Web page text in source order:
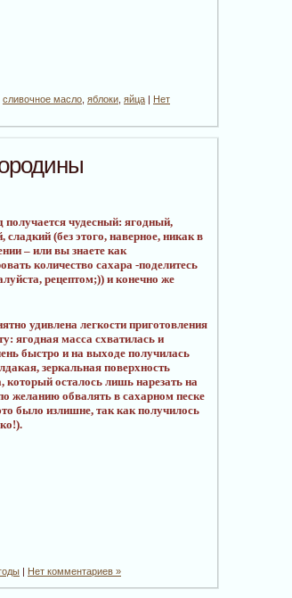
сливочное масло яблоки яйца | Нет
чудесный: ягодный,
сладкий (без этого, наверное, никак в
– или вы знаете как
количество сахара -поделитесь
рецептом;)) и конечно же
удивлена легкости приготовления
ягодная масса схватилась и
быстро и на выходе получилась
зеркальная поверхность
который осталось лишь нарезать на
желанию обвалять в сахарном песке
было излишне, так как получилось
Нет комментариев »